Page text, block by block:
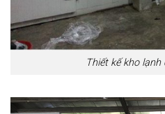
Thiết kế kho lạnh